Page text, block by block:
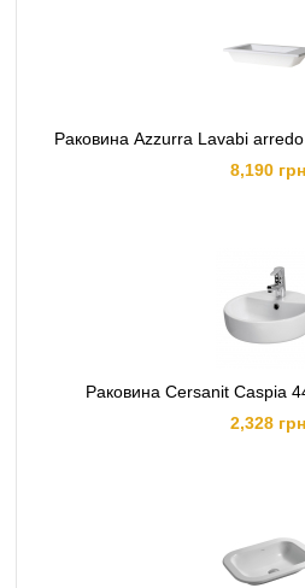
Раковина Azzurra Lavabi
8,190
Раковина Cersanit Caspia
2,328